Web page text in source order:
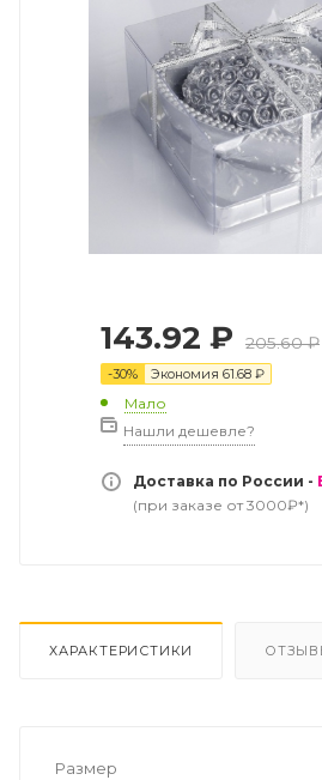
143.92 ₽ 205.60₽
-30% Экономия 61.68 ₽
Мало
Нашли дешевле?
Доставка по России -
(при заказе от 3000₽*)
ХАРАКТЕРИСТИКИ
Размер